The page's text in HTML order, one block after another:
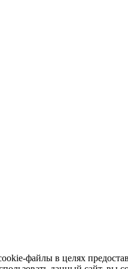
файлы в целях